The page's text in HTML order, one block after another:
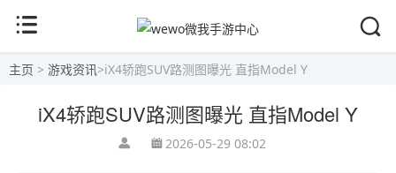
主页 > 游戏资讯>iX4轿跑SUV路测图曝光 直指Model Y
iX4轿跑SUV路测图曝光 直指Model Y
2026-05-29 08:02